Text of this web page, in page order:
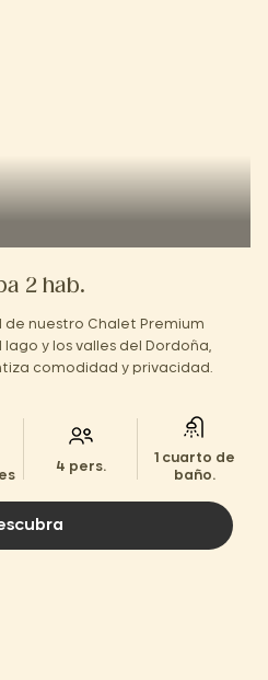
2 hab.
nuestro Chalet Premium
y los valles del Dordoña,
comodidad y privacidad.
4 pers.
1 cuarto de
baño.